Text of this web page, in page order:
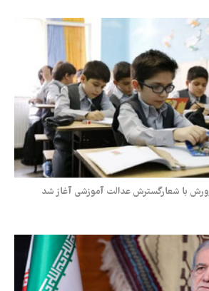
با شعارگسترش عدالت آموزشی آغاز شد